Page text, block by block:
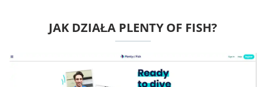
JAK DZIAŁA PLENTY OF FISH?